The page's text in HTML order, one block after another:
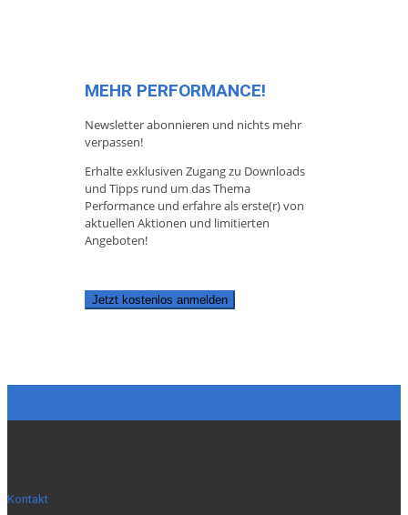
MEHR PERFORMANCE!
Newsletter abonnieren und nichts mehr
verpassen!
Erhalte exklusiven Zugang zu Downloads
und Tipps rund um das Thema
Performance und erfahre als erste(r) von
aktuellen Aktionen und limitierten
Angeboten!
Jetzt kostenlos anmelden
Kontakt